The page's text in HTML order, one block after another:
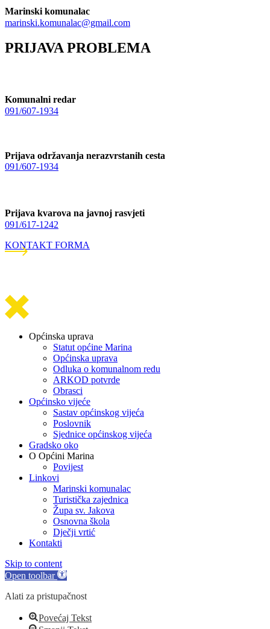
Marinski komunalac
marinski.komunalac@gmail.com
PRIJAVA PROBLEMA
Komunalni redar
091/607-1934
Prijava održavanja nerazvrstanih cesta
091/607-1934
Prijava kvarova na javnoj rasvjeti
091/617-1242
KONTAKT FORMA
Općinska uprava
Statut općine Marina
Općinska uprava
Odluka o komunalnom redu
ARKOD potvrde
Obrasci
Općinsko vijeće
Sastav općinskog vijeća
Poslovnik
Sjednice općinskog vijeća
Gradsko oko
O Općini Marina
Povijest
Linkovi
Marinski komunalac
Turistička zajednica
Župa sv. Jakova
Osnovna škola
Dječji vrtić
Kontakti
Skip to content
Open toolbar
Alati za pristupačnost
Povećaj Tekst